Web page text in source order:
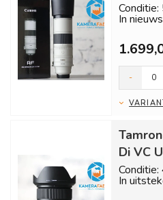
In
Inclusief
-
Di VC
In
klein